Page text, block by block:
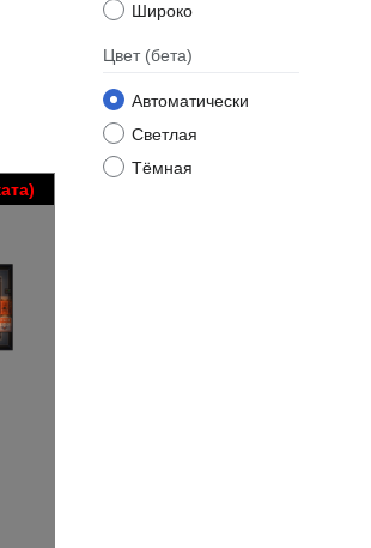
Широко
Цвет (бета)
Автоматически
Светлая
Тёмная